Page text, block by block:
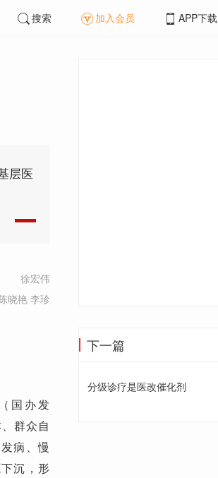
搜索 加入会员 APP下载
层医
徐宏伟
晓艳 李珍
国办发
群众自
病、慢
沉，形
下一篇
分级诊疗是医改催化剂